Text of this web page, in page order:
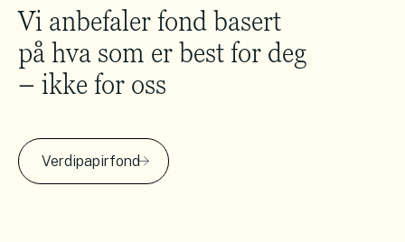
Vi anbefaler fond basert
på hva som er best for deg
– ikke for oss
Verdipapirfond